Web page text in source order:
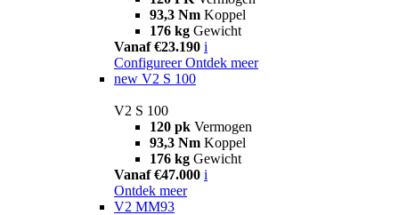
93,3 Nm Koppel
176 kg Gewicht
Vanaf €23.190 i
Configureer Ontdek meer
new V2 S 100
V2 S 100
120 pk Vermogen
93,3 Nm Koppel
176 kg Gewicht
Vanaf €47.000 i
Ontdek meer
V2 MM93